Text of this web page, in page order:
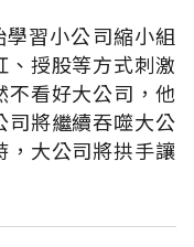
習小公司縮小組
授股等方式刺激
不看好大公司，他
司將繼續吞噬大公
，大公司將拱手讓